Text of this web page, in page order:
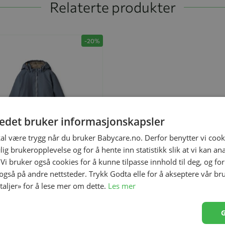
Relaterte produkter
-20%
bruker informasjonskapsler
være trygg når du bruker Babycare.no. Derfor benytter vi
brukeropplevelse og for å hente inn statistikk slik at vi kan
bruker også cookies for å kunne tilpasse innhold til deg, og
på andre nettsteder. Trykk Godta elle for å akseptere vår
for å lese mer om dette. Les mer